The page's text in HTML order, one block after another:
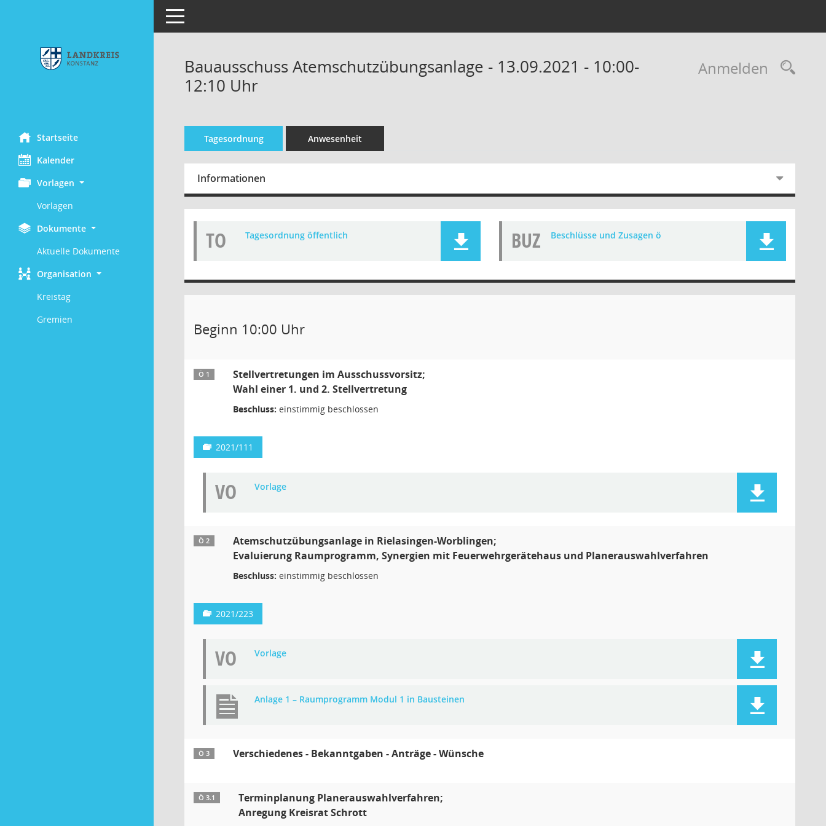
Startseite
Kalender
Vorlagen
Vorlagen
Dokumente
Aktuelle Dokumente
Organisation
Kreistag
Gremien
Toggle navigation
Anmelden
Bauausschuss Atemschutzübungsanlage - 13.09.2021 - 10:00-
12:10 Uhr
Tagesordnung Anwesenheit
Informationen
TO Tagesordnung öffentlich BUZ Beschlüsse und Zusagen ö
Beginn 10:00 Uhr
Ö 1
Stellvertretungen im Ausschussvorsitz;
Wahl einer 1. und 2. Stellvertretung
Beschluss: einstimmig beschlossen
2021/111
VO Vorlage
Ö 2
Atemschutzübungsanlage in Rielasingen-Worblingen;
Evaluierung Raumprogramm, Synergien mit Feuerwehrgerätehaus und Planerauswahlverfahren
Beschluss: einstimmig beschlossen
2021/223
VO Vorlage
Anlage 1 – Raumprogramm Modul 1 in Bausteinen
Ö 3 Verschiedenes - Bekanntgaben - Anträge - Wünsche
Ö 3.1
Terminplanung Planerauswahlverfahren;
Anregung Kreisrat Schrott